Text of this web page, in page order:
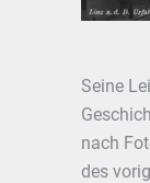
Seine
nach
des